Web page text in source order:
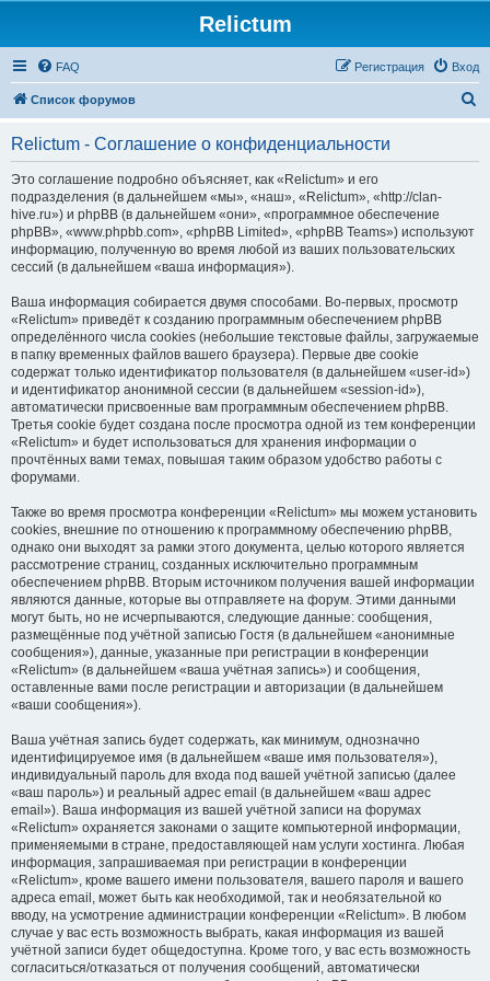
Relictum
FAQ Вход
Регистрация
Список форумов
Relictum - Соглашение о конфиденциальности
Это соглашение подробно объясняет, как «Relictum» и его
подразделения (в дальнейшем «мы», «наш», «Relictum», «http://clan-
hive.ru») и phpBB (в дальнейшем «они», «программное обеспечение
phpBB», «www.phpbb.com», «phpBB Limited», «phpBB Teams») используют
информацию, полученную во время любой из ваших пользовательских
сессий (в дальнейшем «ваша информация»).
Ваша информация собирается двумя способами. Во-первых, просмотр
«Relictum» приведёт к созданию программным обеспечением phpBB
определённого числа cookies (небольшие текстовые файлы, загружаемые
в папку временных файлов вашего браузера). Первые две cookie
содержат только идентификатор пользователя (в дальнейшем «user-id»)
и идентификатор анонимной сессии (в дальнейшем «session-id»),
автоматически присвоенные вам программным обеспечением phpBB.
Третья cookie будет создана после просмотра одной из тем конференции
«Relictum» и будет использоваться для хранения информации о
прочтённых вами темах, повышая таким образом удобство работы с
форумами.
Также во время просмотра конференции «Relictum» мы можем установить
cookies, внешние по отношению к программному обеспечению phpBB,
однако они выходят за рамки этого документа, целью которого является
рассмотрение страниц, созданных исключительно программным
обеспечением phpBB. Вторым источником получения вашей информации
являются данные, которые вы отправляете на форум. Этими данными
могут быть, но не исчерпываются, следующие данные: сообщения,
размещённые под учётной записью Гостя (в дальнейшем «анонимные
сообщения»), данные, указанные при регистрации в конференции
«Relictum» (в дальнейшем «ваша учётная запись») и сообщения,
оставленные вами после регистрации и авторизации (в дальнейшем
«ваши сообщения»).
Ваша учётная запись будет содержать, как минимум, однозначно
идентифицируемое имя (в дальнейшем «ваше имя пользователя»),
индивидуальный пароль для входа под вашей учётной записью (далее
«ваш пароль») и реальный адрес email (в дальнейшем «ваш адрес
email»). Ваша информация из вашей учётной записи на форумах
«Relictum» охраняется законами о защите компьютерной информации,
применяемыми в стране, предоставляющей нам услуги хостинга. Любая
информация, запрашиваемая при регистрации в конференции
«Relictum», кроме вашего имени пользователя, вашего пароля и вашего
адреса email, может быть как необходимой, так и необязательной ко
вводу, на усмотрение администрации конференции «Relictum». В любом
случае у вас есть возможность выбрать, какая информация из вашей
учётной записи будет общедоступна. Кроме того, у вас есть возможность
согласиться/отказаться от получения сообщений, автоматически